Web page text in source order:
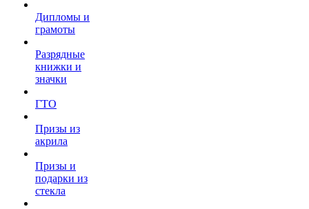
Дипломы и
грамоты
Разрядные
книжки и
значки
ГТО
Призы из
акрила
Призы и
подарки из
стекла